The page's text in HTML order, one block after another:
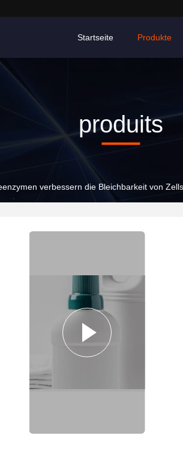
Startseite Produkte
produits
verbessern die Bleichbarkeit von